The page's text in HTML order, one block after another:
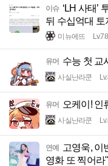
이슈 ‘LH 사태’
뒤 수십억대 토
미뉴에뜨 Lv.78
유머 수능 첫 교
사실난라쿤
유머 오케이! 인
사실난라쿤
연예 고영욱,
영화 또 찍어라"